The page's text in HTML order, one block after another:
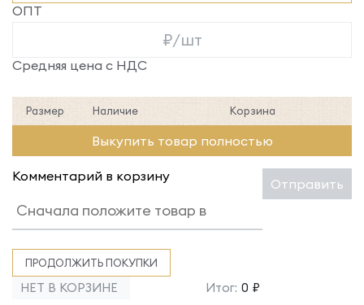
ОПТ
₽/шт
Средняя цена с НДС
Размер Наличие Корзина
Выкупить товар полностью
Комментарий в корзину Отправить
ПРОДОЛЖИТЬ ПОКУПКИ
НЕТ В КОРЗИНЕ Итог: 0 ₽